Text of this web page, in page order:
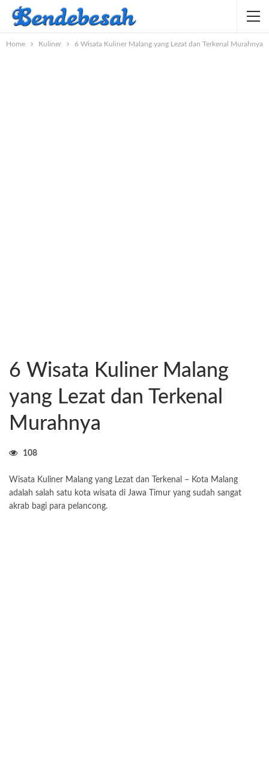
Home Kuliner 6 Wisata Kuliner Malang yang Lezat dan Terkenal Murahnya
6 Wisata Kuliner Malang
yang Lezat dan Terkenal
Murahnya
108
Wisata Kuliner Malang yang Lezat dan Terkenal – Kota Malang
adalah salah satu kota wisata di Jawa Timur yang sudah sangat
akrab bagi para pelancong.